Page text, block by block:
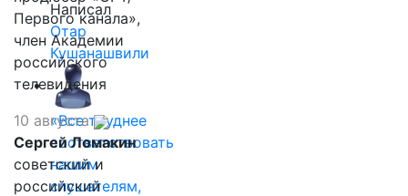
Написал
Отар
Кушанашвили
«Все труднее
соответствовать
нашим
слушателям,
Первого канала»,
член Академии
российского
телевидения
10 августа
Сергей Ломакин
советский и
российский